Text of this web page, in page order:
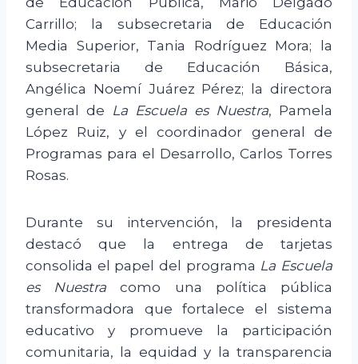
Carrillo; la subsecretaria de Educación
Media Superior, Tania Rodríguez Mora; la
subsecretaria de Educación Básica,
Angélica Noemí Juárez Pérez; la directora
general de La Escuela es Nuestra, Pamela
López Ruiz, y el coordinador general de
Programas para el Desarrollo, Carlos Torres
Rosas.
Durante su intervención, la presidenta
destacó que la entrega de tarjetas
consolida el papel del programa La Escuela
es Nuestra como una política pública
transformadora que fortalece el sistema
educativo y promueve la participación
comunitaria, la equidad y la transparencia